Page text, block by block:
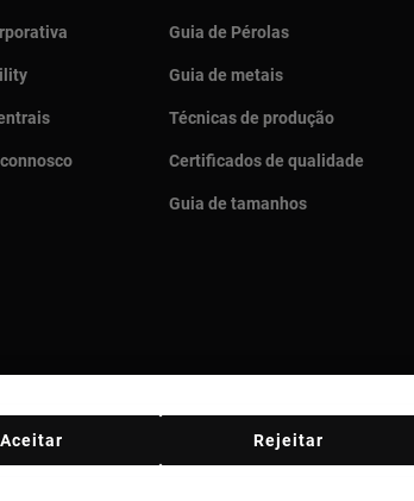
Guia de Pérolas
Guia de metais
Técnicas de produção
Certificados de qualidade
Guia de tamanhos
Euro
Rejeitar
Aceitar